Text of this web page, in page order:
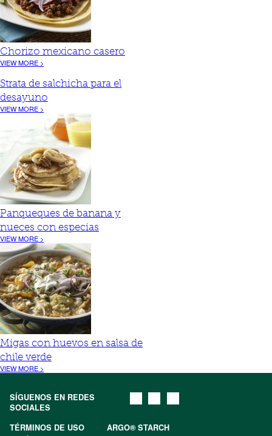
Chorizo mexicano casero
VIEW MORE >
Strata de salchicha para el
desayuno
VIEW MORE >
Panqueques de banana y
nueces con especias
VIEW MORE >
Migas con huevos en salsa de
chile verde
VIEW MORE >
SÍGUENOS EN REDES
SOCIALES
TÉRMINOS DE USO
ARGO® STARCH